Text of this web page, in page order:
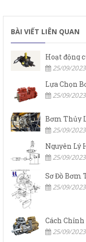
BÀI VIẾT LIÊN QUAN
25/09/2023
25/09/2023
25/09/2023
25/09/2023
25/09/2023
25/09/2023